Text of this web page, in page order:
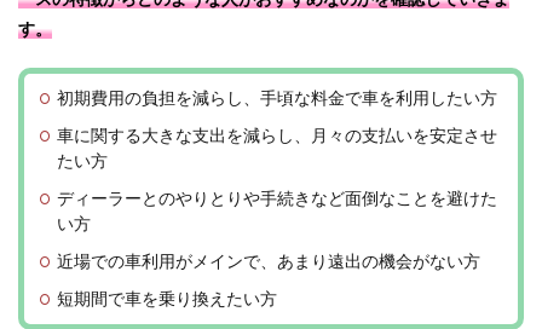
す。
初期費用の負担を減らし、手頃な料金で車を利用したい方
車に関する大きな支出を減らし、月々の支払いを安定させ
たい方
ディーラーとのやりとりや手続きなど面倒なことを避けた
い方
近場での車利用がメインで、あまり遠出の機会がない方
短期間で車を乗り換えたい方